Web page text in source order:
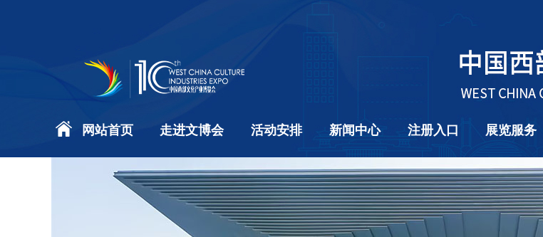
网站首页 走进文博会 活动安排 新闻中心 注册入口 展览服务